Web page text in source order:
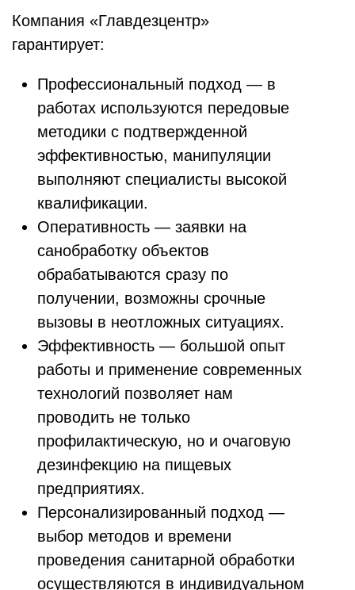
Компания «Главдезцентр»
гарантирует:
Профессиональный подход — в
работах используются передовые
методики с подтвержденной
эффективностью, манипуляции
выполняют специалисты высокой
квалификации.
Оперативность — заявки на
санобработку объектов
обрабатываются сразу по
получении, возможны срочные
вызовы в неотложных ситуациях.
Эффективность — большой опыт
работы и применение современных
технологий позволяет нам
проводить не только
профилактическую, но и очаговую
дезинфекцию на пищевых
предприятиях.
Персонализированный подход —
выбор методов и времени
проведения санитарной обработки
осуществляются в индивидуальном